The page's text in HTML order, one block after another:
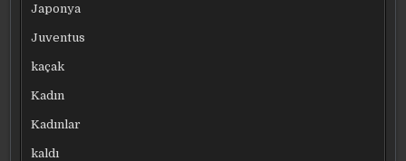
Japonya
Juventus
kaçak
Kadın
Kadınlar
kaldı